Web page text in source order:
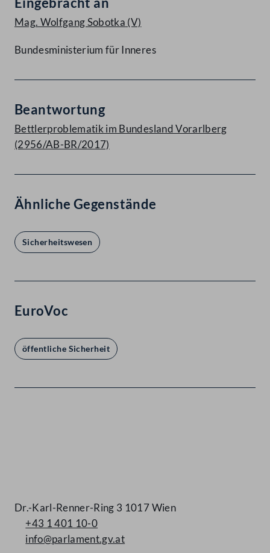
Mag. Wolfgang Sobotka (V)
Bundesministerium für Inneres
Beantwortung
Bettlerproblematik im Bundesland Vorarlberg
(2956/AB-BR/2017)
Ähnliche Gegenstände
Sicherheitswesen
EuroVoc
öffentliche Sicherheit
Dr.-Karl-Renner-Ring 3 1017 Wien
+43 1 401 10-0
info@parlament.gv.at